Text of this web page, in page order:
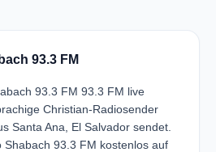
93.3 FM
93.3 FM 93.3 FM live
Christian-Radiosender
Santa Ana, El Salvador sendet.
Shabach 93.3 FM kostenlos auf